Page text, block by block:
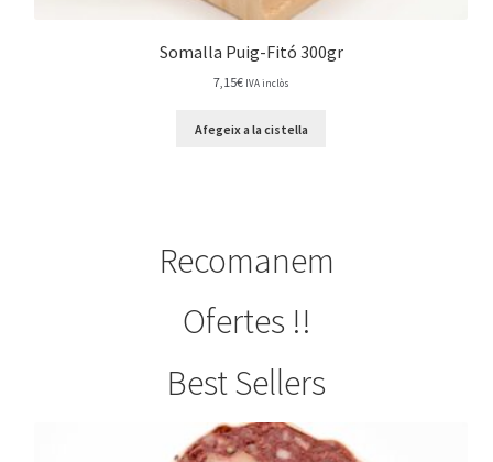
Somalla Puig-Fitó 300gr
7,15€ IVA inclòs
Afegeix a la cistella
Recomanem
Ofertes !!
Best Sellers